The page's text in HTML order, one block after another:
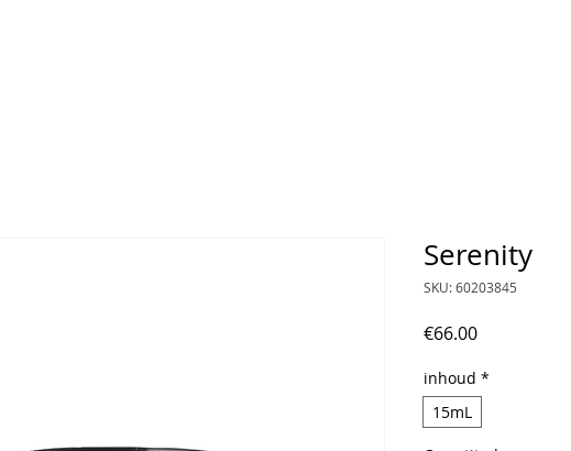
Serenity
SKU: 60203845
€66.00Price
inhoud *
15mL